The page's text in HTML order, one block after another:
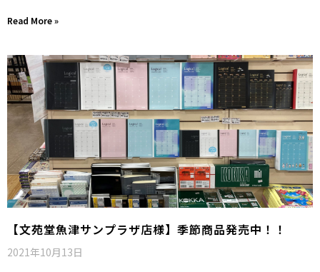
Read More »
【文苑堂魚津サンプラザ店様】季節商品発売中！！
2021年10月13日